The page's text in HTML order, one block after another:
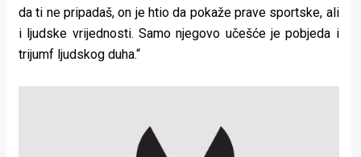
da ti ne pripadaš, on je htio da pokaže prave sportske, ali
i ljudske vrijednosti. Samo njegovo učešće je pobjeda i
trijumf ljudskog duha.“